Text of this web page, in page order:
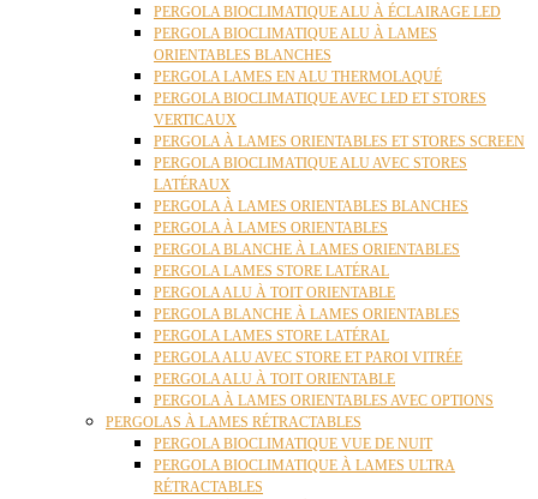
PERGOLA BIOCLIMATIQUE ALU À ÉCLAIRAGE LED
PERGOLA BIOCLIMATIQUE ALU À LAMES
ORIENTABLES BLANCHES
PERGOLA LAMES EN ALU THERMOLAQUÉ
PERGOLA BIOCLIMATIQUE AVEC LED ET STORES
VERTICAUX
PERGOLA À LAMES ORIENTABLES ET STORES SCREEN
PERGOLA BIOCLIMATIQUE ALU AVEC STORES
LATÉRAUX
PERGOLA À LAMES ORIENTABLES BLANCHES
PERGOLA À LAMES ORIENTABLES
PERGOLA BLANCHE À LAMES ORIENTABLES
PERGOLA LAMES STORE LATÉRAL
PERGOLA ALU À TOIT ORIENTABLE
PERGOLA BLANCHE À LAMES ORIENTABLES
PERGOLA LAMES STORE LATÉRAL
PERGOLA ALU AVEC STORE ET PAROI VITRÉE
PERGOLA ALU À TOIT ORIENTABLE
PERGOLA À LAMES ORIENTABLES AVEC OPTIONS
PERGOLAS À LAMES RÉTRACTABLES
PERGOLA BIOCLIMATIQUE VUE DE NUIT
PERGOLA BIOCLIMATIQUE À LAMES ULTRA
RÉTRACTABLES